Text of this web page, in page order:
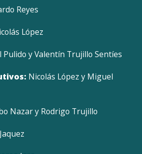
Reyes
López
Pulido y Valentín Trujillo Sentíes
Nicolás López y Miguel
Nazar y Rodrigo Trujillo